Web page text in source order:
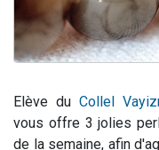
Elève duCollel
vous offre 3 jolies
de la semaine, afin